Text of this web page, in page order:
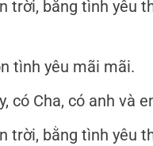
trời, bằng tình yêu
tình yêu mãi mãi.
có Cha, có anh và
trời, bằng tình yêu